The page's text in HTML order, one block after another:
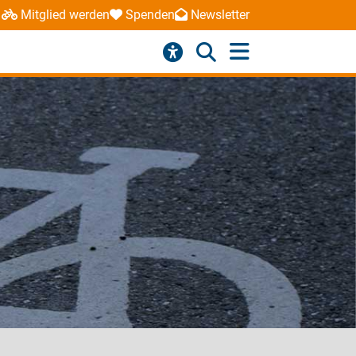
Mitglied werden Spenden Newsletter